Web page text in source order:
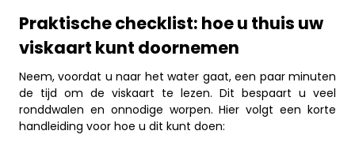
Praktische checklist: hoe u thuis uw
viskaart kunt doornemen
Neem, voordat u naar het water gaat, een paar minuten
de tijd om de viskaart te lezen. Dit bespaart u veel
ronddwalen en onnodige worpen. Hier volgt een korte
handleiding voor hoe u dit kunt doen: